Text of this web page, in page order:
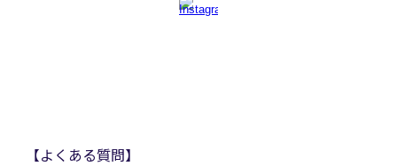
【よくある質問】